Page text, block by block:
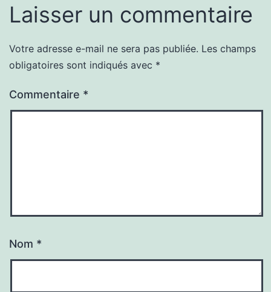
Laisser un commentaire
Votre adresse e-mail ne sera pas publiée. Les champs
obligatoires sont indiqués avec *
Commentaire *
Nom *